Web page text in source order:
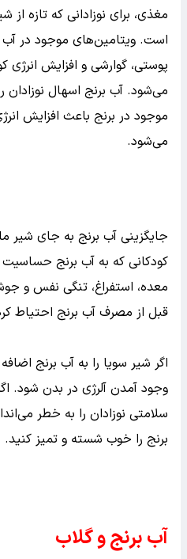
برنج موقع آبکش کردن و پخت
بدون نمک و روغن باشه. مقداری
آب معمولی مخلوطش کنید و به
مغذی، برای نوزادانی که تازه از
است. ویتامین‌های موجود در آب
پوستی، گوارشی و افزایش انرژی
می‌شود. آب برنج اسهال نوزادان
موجود در برنج باعث افزایش
می‌شود.
جایگزینی آب برنج به جای شیر
قبل از مصرف آب برنج احتیاط